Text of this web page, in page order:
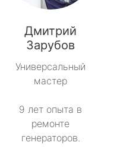
Дмитрий
Зарубов
Универсальный
мастер
9 лет опыта в
ремонте
генераторов.